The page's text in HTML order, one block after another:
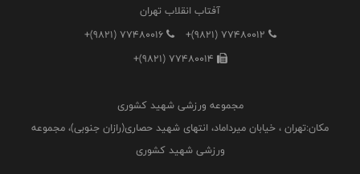
آفتاب انقلاب تهران
+(9821) 77480012
+(9821) 77480016
+(9821) 77480014
مجموعه ورزشی شهید کشوری
مکان:تهران ، خیابان میرداماد، انتهای شهید حصاری(رازان جنوبی)، مجموعه
ورزشی شهید کشوری